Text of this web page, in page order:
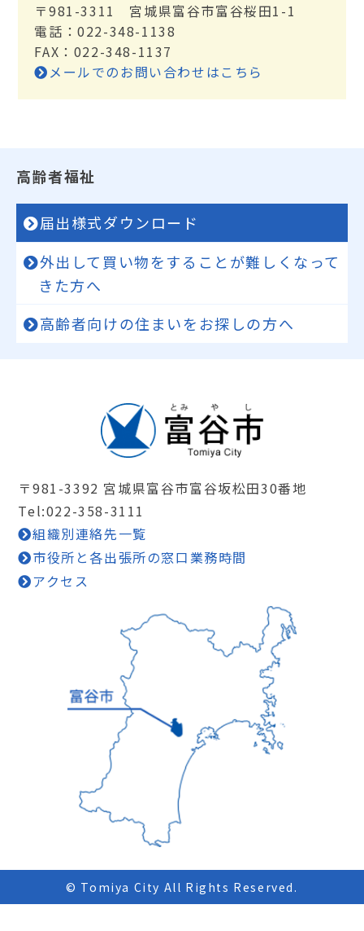
〒981-3311 宮城県富谷市富谷桜田1-1
電話：022-348-1138
FAX：022-348-1137
メールでのお問い合わせはこちら
高齢者福祉
届出様式ダウンロード
外出して買い物をすることが難しくなって
きた方へ
高齢者向けの住まいをお探しの方へ
〒981-3392 宮城県富谷市富谷坂松田30番地
Tel:022-358-3111
組織別連絡先一覧
市役所と各出張所の窓口業務時間
アクセス
© Tomiya City All Rights Reserved.